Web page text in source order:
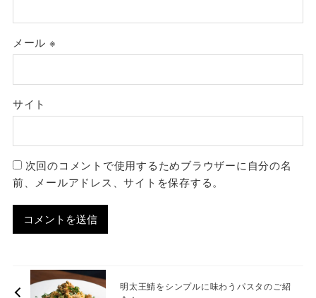
メール ※
サイト
次回のコメントで使用するためブラウザーに自分の名
前、メールアドレス、サイトを保存する。
明太王鯖をシンプルに味わうパスタのご紹